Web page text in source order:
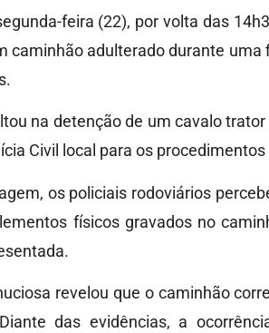
feira (22), por volta das
caminhão adulterado durante
na detenção de um cavalo
Civil local para os procedimentos
os policiais rodoviários
físicos gravados no
revelou que o caminhão
das evidências, a